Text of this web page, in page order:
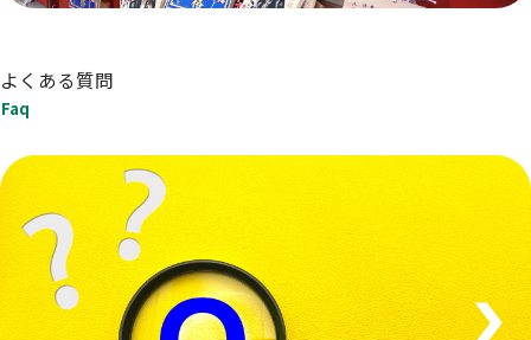
よくある質問
Faq